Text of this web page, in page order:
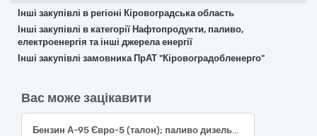
Інші закупівлі в регіоні Кіровоградська область
Інші закупівлі в категорії Нафтопродукти, паливо,
електроенергія та інші джерела енергії
Інші закупівлі замовника ПрАТ "Кіровоградобленерго"
Вас може зацікавити
Бензин А-95 Євро-5 (талон); паливо дизельне ДП Євро-5 (талон)